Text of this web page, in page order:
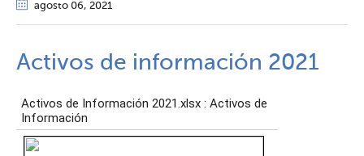
agosto 06, 2021
Activos de información 2021